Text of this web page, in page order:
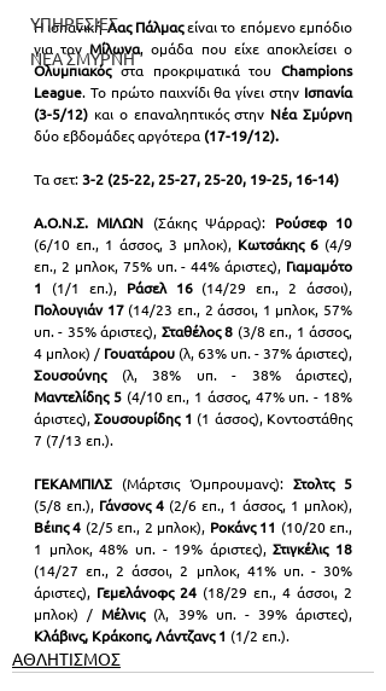
ΥΠΗΡΕΣΙΕΣ
ΝΕΑ ΣΜΥΡΝΗ
Η ισπανική Λας Πάλμας είναι το επόμενο εμπόδιο
για τον Μίλωνα
Ολυμπιακός στα προκριματικά του Champions
League. Το πρώτο παιχνίδι θα γίνει στην Ισπανία
(3-5/12) και ο επαναληπτικός στην Νέα Σμύρνη
δύο εβδομάδες αργότερα (17-19/12).
Τα σετ: 3-2 (25-22, 25-27, 25-20, 19-25, 16-14)
Α.Ο.Ν.Σ. ΜΙΛΩΝ (Σάκης Ψάρρας): Ρούσεφ
(6/10 επ., 1 άσσος, 3 μπλοκ), Κωτσάκης 6 (4/9
επ., 2 μπλοκ, 75% υπ. - 44% άριστες), Γιαμαμότο
1
(1/1 επ.), Ράσελ 16
Πολουγιάν 17 (14/23 επ., 2 άσσοι, 1 μπλοκ, 57%
υπ. - 35% άριστες), Σταθέλος 8 (3/8 επ., 1 άσσος,
4 μπλοκ) / Γουατάρου
Σουσούνης
Μαντελίδης 5 (4/10 επ., 1 άσσος, 47% υπ. - 18%
άριστες), Σουσουρίδης 1 (1 άσσος), Κοντοστάθης
7 (7/13 επ.).
ΓΕΚΑΜΠΙΛΣ (Μάρτσις Όμπρουμανς):
(5/8 επ.), Γάνσονς 4
Βέιπς 4 (2/5 επ., 2 μπλοκ), Ροκάνς 11 (10/20 επ.,
1 μπλοκ, 48% υπ. - 19% άριστες), Στιγκέλις 18
(14/27 επ., 2 άσσοι, 2 μπλοκ, 41% υπ. - 30%
άριστες), Γεμελάνοφς 24 (18/29 επ., 4 άσσοι, 2
μπλοκ) / Μέλνις
Κλάβινς, Κράκοπς, Λάντζανς 1 (1/2 επ.).
ΑΘΛΗΤΙΣΜΟΣ